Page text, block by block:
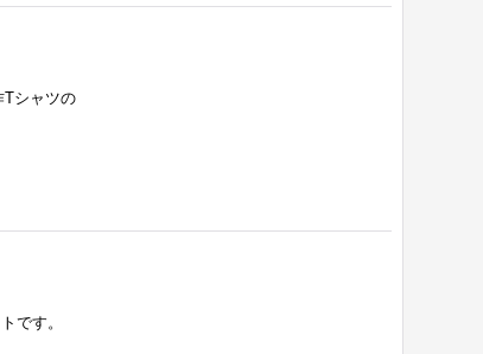
シャツの
です。